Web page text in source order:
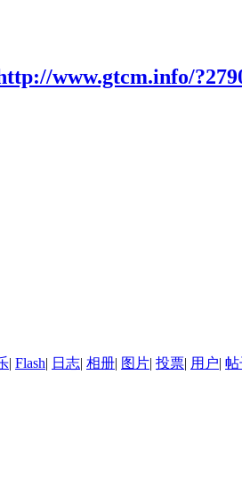
www.gtcm.info/
| Flash| 日志| 相册| 图片| 投票| 用户| 帖